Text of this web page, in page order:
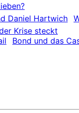
Krise steckt
Bond und das